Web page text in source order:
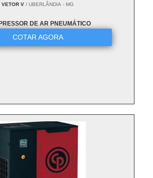
VETOR V / UBERLÂNDIA - MG
DE AR PNEUMÁTICO
COTAR AGORA